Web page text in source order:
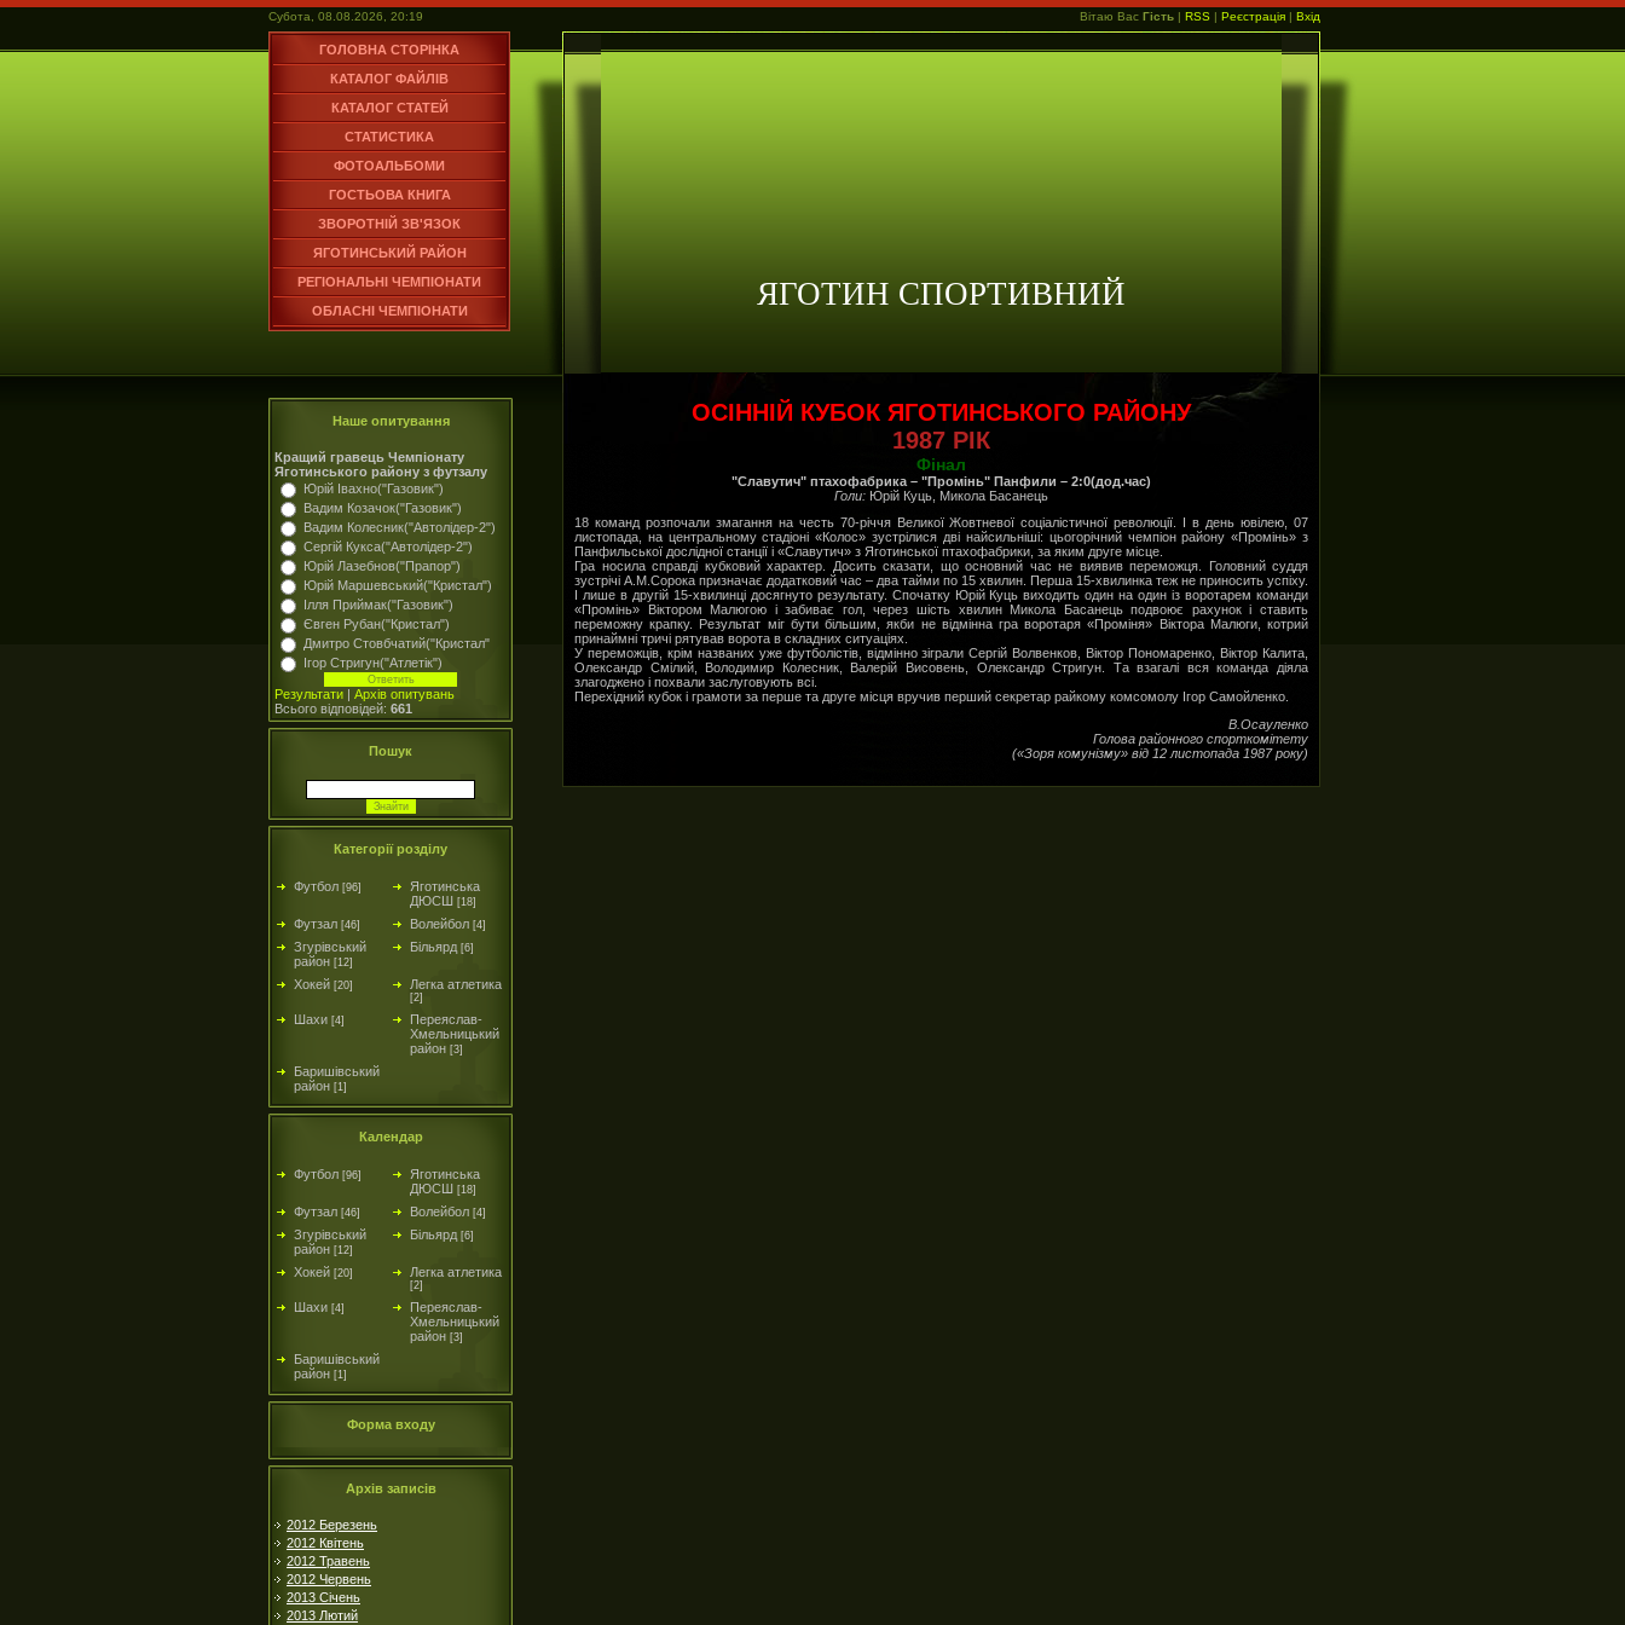
Субота, 08.08.2026, 20:19 Вітаю Вас Гість | RSS | Реєстрація | Вхід
ГОЛОВНА СТОРІНКА
КАТАЛОГ ФАЙЛІВ
КАТАЛОГ СТАТЕЙ
СТАТИСТИКА
ФОТОАЛЬБОМИ
ГОСТЬОВА КНИГА
ЗВОРОТНІЙ ЗВ'ЯЗОК
ЯГОТИНСЬКИЙ РАЙОН
РЕГІОНАЛЬНІ ЧЕМПІОНАТИ
ОБЛАСНІ ЧЕМПІОНАТИ
ЯГОТИН СПОРТИВНИЙ
Наше опитування
Кращий гравець Чемпіонату
Яготинського району з футзалу
Юрій Івахно("Газовик")
Вадим Козачок("Газовик")
Вадим Колесник("Автолідер-2")
Сергій Кукса("Автолідер-2")
Юрій Лазебнов("Прапор")
Юрій Маршевський("Кристал")
Ілля Приймак("Газовик")
Євген Рубан("Кристал")
Дмитро Стовбчатий("Кристал"
Ігор Стригун("Атлетік")
Результати | Архів опитувань
Всього відповідей: 661
Пошук
Категорії розділу
Футбол [96]
Яготинська
ДЮСШ [18]
Футзал [46] Волейбол [4]
Згурівський
район [12]
Більярд [6]
Хокей [20] Легка атлетика
[2]
Шахи [4]
Переяслав-
Хмельницький
район [3]
Баришівський
район [1]
Календар
Футбол [96]
Яготинська
ДЮСШ [18]
Футзал [46] Волейбол [4]
Згурівський
район [12]
Більярд [6]
Хокей [20] Легка атлетика
[2]
Шахи [4]
Переяслав-
Хмельницький
район [3]
Баришівський
район [1]
Форма входу
Архів записів
2012 Березень
2012 Квітень
2012 Травень
2012 Червень
2013 Січень
2013 Лютий
ОСІННІЙ КУБОК ЯГОТИНСЬКОГО РАЙОНУ
1987 РІК
Фінал
"Славутич" птахофабрика – "Промінь" Панфили – 2:0(дод.час)
Голи: Юрій Куць, Микола Басанець
18 команд розпочали змагання на честь 70-річчя Великої Жовтневої соціалістичної революції. І в день ювілею, 07
листопада, на центральному стадіоні «Колос» зустрілися дві найсильніші: цьогорічний чемпіон району «Промінь» з
Панфильської дослідної станції і «Славутич» з Яготинської птахофабрики, за яким друге місце.
Гра носила справді кубковий характер. Досить сказати, що основний час не виявив переможця. Головний суддя
зустрічі А.М.Сорока призначає додатковий час – два тайми по 15 хвилин. Перша 15-хвилинка теж не приносить успіху.
І лише в другій 15-хвилинці досягнуто результату. Спочатку Юрій Куць виходить один на один із воротарем команди
«Промінь» Віктором Малюгою і забиває гол, через шість хвилин Микола Басанець подвоює рахунок і ставить
переможну крапку. Результат міг бути більшим, якби не відмінна гра воротаря «Проміня» Віктора Малюги, котрий
принаймні тричі рятував ворота в складних ситуаціях.
У переможців, крім названих уже футболістів, відмінно зіграли Сергій Волвенков, Віктор Пономаренко, Віктор Калита,
Олександр Смілий, Володимир Колесник, Валерій Висовень, Олександр Стригун. Та взагалі вся команда діяла
злагоджено і похвали заслуговують всі.
Перехідний кубок і грамоти за перше та друге місця вручив перший секретар райкому комсомолу Ігор Самойленко.
В.Осауленко
Голова районного спорткомітету
(«Зоря комунізму» від 12 листопада 1987 року)